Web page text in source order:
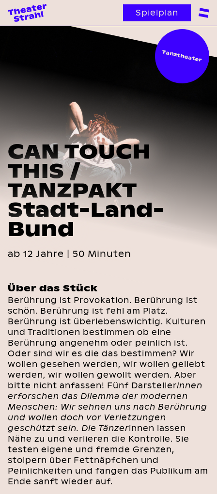
Spielplan
Tanztheater
CAN TOUCH
THIS /
TANZPAKT
Stadt-Land-
Bund
ab 12 Jahre | 50 Minuten
Über das Stück
Berührung ist Provokation. Berührung ist
schön. Berührung ist fehl am Platz.
Berührung ist überlebenswichtig. Kulturen
und Traditionen bestimmen ob eine
Berührung angenehm oder peinlich ist.
Oder sind wir es die das bestimmen? Wir
wollen gesehen werden, wir wollen geliebt
werden, wir wollen gewollt werden. Aber
bitte nicht anfassen! Fünf Darstellerinnen
erforschen das Dilemma der modernen
Menschen: Wir sehnen uns nach Berührung
und wollen doch vor Verletzungen
geschützt sein. Die Tänzerinnen lassen
Nähe zu und verlieren die Kontrolle. Sie
testen eigene und fremde Grenzen,
stolpern über Fettnäpfchen und
Peinlichkeiten und fangen das Publikum am
Ende sanft wieder auf.